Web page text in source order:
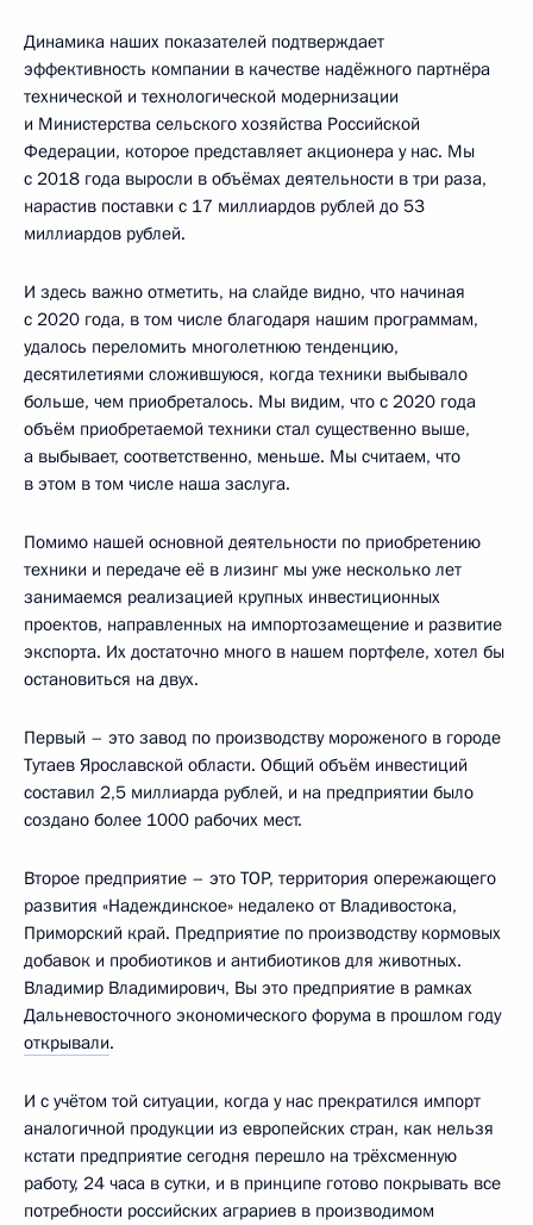
Динамика наших показателей подтверждает
эффективность компании в качестве надёжного партнёра
технической и технологической модернизации
и Министерства сельского хозяйства Российской
Федерации, которое представляет акционера у нас. Мы
с 2018 года выросли в объёмах деятельности в три раза,
нарастив поставки с 17 миллиардов рублей до 53
миллиардов рублей.
И здесь важно отметить, на слайде видно, что начиная
с 2020 года, в том числе благодаря нашим программам,
удалось переломить многолетнюю тенденцию,
десятилетиями сложившуюся, когда техники выбывало
больше, чем приобреталось. Мы видим, что с 2020 года
объём приобретаемой техники стал существенно выше,
а выбывает, соответственно, меньше. Мы считаем, что
в этом в том числе наша заслуга.
Помимо нашей основной деятельности по приобретению
техники и передаче её в лизинг мы уже несколько лет
занимаемся реализацией крупных инвестиционных
проектов, направленных на импортозамещение и развитие
экспорта. Их достаточно много в нашем портфеле, хотел бы
остановиться на двух.
Первый – это завод по производству мороженого в городе
Тутаев Ярославской области. Общий объём инвестиций
составил 2,5 миллиарда рублей, и на предприятии было
создано более 1000 рабочих мест.
Второе предприятие – это ТОР, территория опережающего
развития «Надеждинское» недалеко от Владивостока,
Приморский край. Предприятие по производству кормовых
добавок и пробиотиков и антибиотиков для животных.
Владимир Владимирович, Вы это предприятие в рамках
Дальневосточного экономического форума в прошлом году
открывали.
И с учётом той ситуации, когда у нас прекратился импорт
аналогичной продукции из европейских стран, как нельзя
кстати предприятие сегодня перешло на трёхсменную
работу, 24 часа в сутки, и в принципе готово покрывать все
потребности российских аграриев в производимом